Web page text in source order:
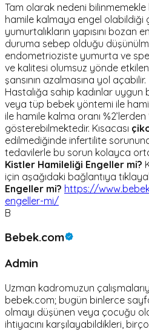
Tam olarak nedeni
hamile kalmaya engel olabildiği
yumurtalıkların yapısını bozan
duruma sebep olduğu
endometrioziste yumurta ve
ve kalitesi olumsuz yönde
şansının azalmasına yol açabilir.
Hastalığa sahip kadınlar uygun
veya tüp bebek yöntemi ile
ile hamile kalma oranı %2’lerden
gösterebilmektedir. Kısacası
edilmediğinde infertilite
tedavilerle bu sorun kolayca
Kistler Hamileliği Engeller mi?
için aşağıdaki bağlantıya
Engeller mi? https://
engeller-mi/
B
Bebek.com
Admin
Uzman kadromuzun
bebek.com; bugün binlerce
olmayı düşünen veya çocuğu
ihtiyacını karşılayabildikleri,